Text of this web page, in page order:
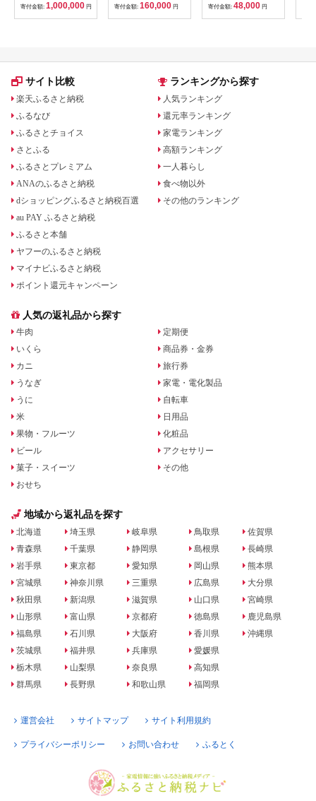
寄付金額: 1,000,000 円 寄付金額: 160,000 円 寄付金額: 48,000 円
サイト比較
楽天ふるさと納税
ふるなび
ふるさとチョイス
さとふる
ふるさとプレミアム
ANAのふるさと納税
dショッピングふるさと納税百選
au PAY ふるさと納税
ふるさと本舗
ヤフーのふるさと納税
マイナビふるさと納税
ポイント還元キャンペーン
ランキングから探す
人気ランキング
還元率ランキング
家電ランキング
高額ランキング
一人暮らし
食べ物以外
その他のランキング
人気の返礼品から探す
牛肉
いくら
カニ
うなぎ
うに
米
果物・フルーツ
ビール
菓子・スイーツ
おせち
定期便
商品券・金券
旅行券
家電・電化製品
自転車
日用品
化粧品
アクセサリー
その他
地域から返礼品を探す
北海道
青森県
岩手県
宮城県
秋田県
山形県
福島県
茨城県
栃木県
群馬県
埼玉県
千葉県
東京都
神奈川県
新潟県
富山県
石川県
福井県
山梨県
長野県
岐阜県
静岡県
愛知県
三重県
滋賀県
京都府
大阪府
兵庫県
奈良県
和歌山県
鳥取県
島根県
岡山県
広島県
山口県
徳島県
香川県
愛媛県
高知県
福岡県
佐賀県
長崎県
熊本県
大分県
宮崎県
鹿児島県
沖縄県
運営会社 サイトマップ サイト利用規約
プライバシーポリシー お問い合わせ ふるとく